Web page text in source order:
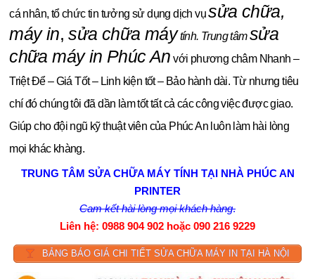
Á
Y
cá nhân, tổ chức tin tưởng sử dụng dịch vụsửa chữa,
máy in,sửa chữa máytính. Trung tâmsửa
chữa máy in Phúc An với phương châm Nhanh –
Triệt Để – Giá Tốt – Linh kiện tốt – Bảo hành dài. Từ nhưng tiêu
chí đó chúng tôi đã dần làm tốt tất cả các công việc được giao.
Giúp cho đội ngũ kỹ thuật viên của Phúc An luôn làm hài lòng
mọi khác khàng.
TRUNG TÂM SỬA CHỮA MÁY TÍNH TẠI NHÀ PHÚC AN
PRINTER
Cam kết hài lòng mọi khách hàng.
Liên hệ: 0988 904 902 hoặc 090 216 9229
BẢNG BÁO GIÁ CHI TIẾT SỬA CHỮA MÁY IN TẠI HÀ NỘI